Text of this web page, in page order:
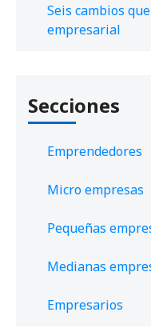
Seis cambios
empresarial
Secciones
Emprendedores
Micro empresas
Pequeñas
Medianas
Empresarios